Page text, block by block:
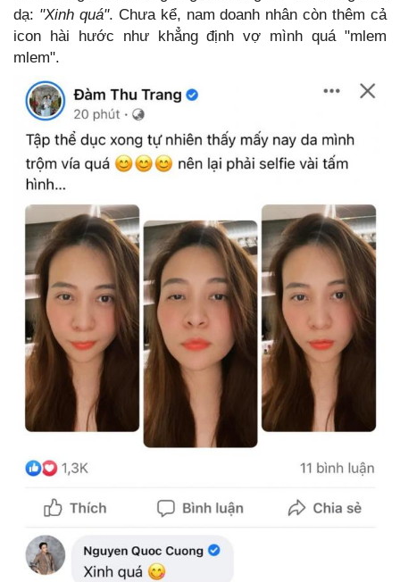
dạ: "Xinh quá". Chưa kể, nam doanh nhân còn thêm cả
icon hài hước như khẳng định vợ mình quá "mlem
mlem".